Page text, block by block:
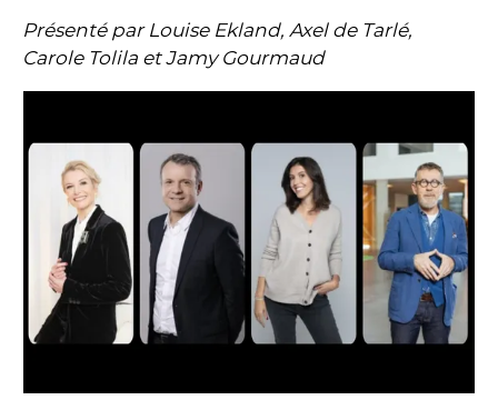
Présenté par Louise Ekland, Axel de Tarlé,
Carole Tolila et Jamy Gourmaud